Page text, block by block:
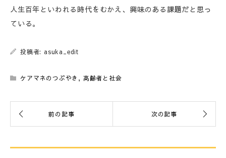
人生百年といわれる時代をむかえ、興味のある課題だと思っ
ている。
投稿者: asuka_edit
ケアマネのつぶやき , 高齢者と社会